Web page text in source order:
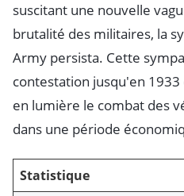
suscitant une nouvelle
brutalité des militaires, la
Army persista. Cette
contestation jusqu'en
en lumière le combat des
dans une période
Statistique